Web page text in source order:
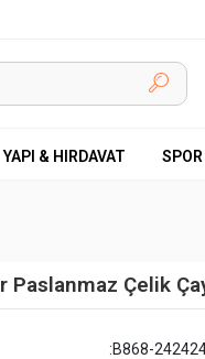
YAPI & HIRDAVAT
Paslanmaz Çelik
:B868-